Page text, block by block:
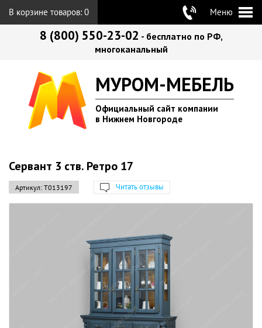
В корзине товаров: 0 Меню
8 (800) 550-23-02 - бесплатно по РФ,
многоканальный
МУРОМ-МЕБЕЛЬ
Официальный сайт компании
в Нижнем Новгороде
Сервант 3 ств. Ретро 17
Артикул: Т013197 Читать отзывы